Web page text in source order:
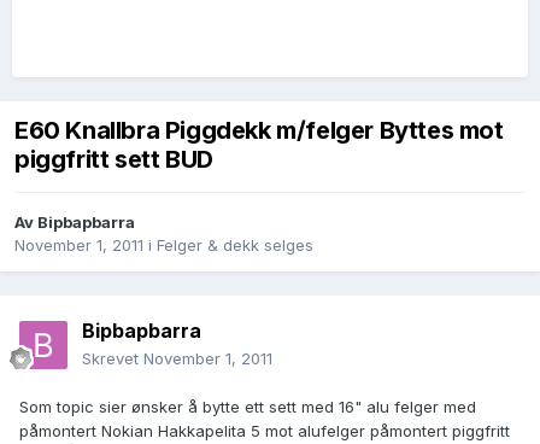
E60 Knallbra Piggdekk m/felger Byttes mot
piggfritt sett BUD
Av Bipbapbarra
November 1, 2011 i Felger & dekk selges
Bipbapbarra
Skrevet November 1, 2011
Som topic sier ønsker å bytte ett sett med 16" alu felger med
påmontert Nokian Hakkapelita 5 mot alufelger påmontert piggfritt